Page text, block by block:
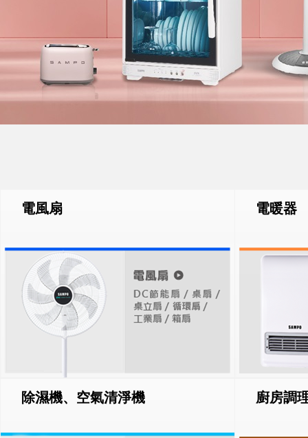
電風扇 電暖器
除濕機、空氣清淨機 廚房調